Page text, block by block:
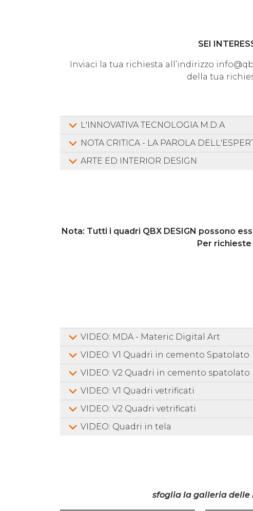
SEI
Inviaci la tua richiesta all’indirizzo
della tua
L'INNOVATIVA TECNOLOGIA M.D.A
NOTA CRITICA - LA PAROLA
ARTE ED INTERIOR DESIGN
Nota: Tutti i quadri QBX DESIGN possono
Per
VIDEO: MDA - Materic Digital Art
VIDEO: V1 Quadri in cemento Spatolato
VIDEO: V2 Quadri in cemento spatolato
VIDEO: V1 Quadri vetrificati
VIDEO: V2 Quadri vetrificati
VIDEO: Quadri in tela
sfoglia la galleria